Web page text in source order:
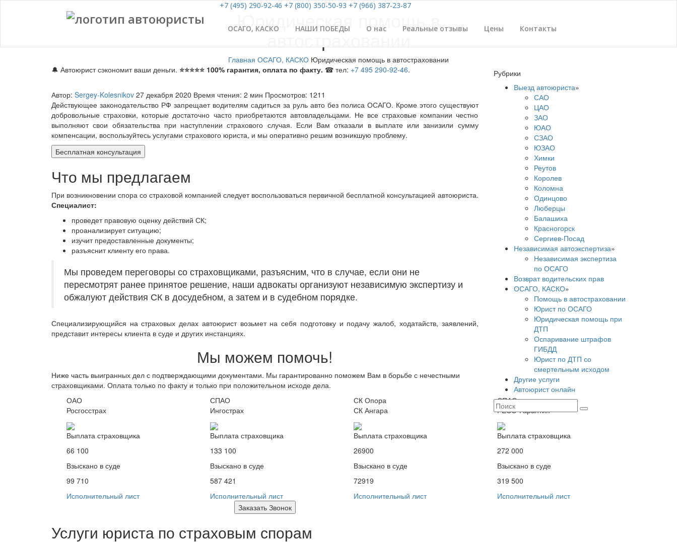
+7 (495) 290-92-46 +7 (800) 350-50-93 +7 (966) 387-23-87
ОСАГО, КАСКО НАШИ ПОБЕДЫ О нас Реальные отзывы Цены Контакты
Юридическая помощь в
автостраховании
Главная ОСАГО, КАСКО Юридическая помощь в автостраховании
🔔 Автоюрист сэкономит ваши деньги. ⭐⭐⭐⭐⭐ 100% гарантия, оплата по факту. ☎ тел: +7 495 290-92-46.
Автор: Sergey-Kolesnikov 27 декабря 2020 Время чтения: 2 мин Просмотров: 1211
Действующее законодательство РФ запрещает водителям садиться за руль авто без полиса ОСАГО. Кроме этого существуют
добровольные страховки, которые достаточно часто приобретаются автовладельцами. Не все страховые компании честно
выполняют свои обязательства при наступлении страхового случая. Если Вам отказали в выплате или занизили сумму
компенсации, воспользуйтесь услугами страхового юриста, и мы оперативно решим возникшую проблему.
Бесплатная консультация
Что мы предлагаем
При возникновении спора со страховой компанией следует воспользоваться первичной бесплатной консультацией автоюриста.
Специалист:
проведет правовую оценку действий СК;
проанализирует ситуацию;
изучит предоставленные документы;
разъяснит клиенту его права.
Мы проведем переговоры со страховщиками, разъясним, что в случае, если они не
пересмотрят ранее принятое решение, наши адвокаты организуют независимую экспертизу и
обжалуют действия СК в досудебном, а затем и в судебном порядке.
Специализирующийся на страховых делах автоюрист возьмет на себя подготовку и подачу жалоб, ходатайств, заявлений,
представит интересы клиента в суде и других инстанциях.
Мы можем помочь!
Ниже часть выигранных дел с подтверждающими документами. Мы гарантированно поможем Вам в борьбе с нечестными
страховщиками. Оплата только по факту и только при положительном исходе дела.
ОАО
Росгосстрах
Выплата страховщика
66 100
Взыскано в суде
99 710
Исполнительный лист
СПАО
Ингострах
Выплата страховщика
133 100
Взыскано в суде
587 421
Исполнительный лист
СК Опора
СК Ангара
Выплата страховщика
26900
Взыскано в суде
72919
Исполнительный лист
СПАО
РЕСО-Гарантия
Выплата страховщика
272 000
Взыскано в суде
319 500
Исполнительный лист
Заказать Звонок
Услуги юриста по страховым спорам
Рубрики
Выезд автоюриста»
САО
ЦАО
ЗАО
ЮАО
СЗАО
ЮЗАО
Химки
Реутов
Королев
Коломна
Одинцово
Люберцы
Балашиха
Красногорск
Сергиев-Посад
Независимая автоэкспертиза»
Независимая экспертиза
по ОСАГО
Возврат водительских прав
ОСАГО, КАСКО»
Помощь в автостраховании
Юрист по ОСАГО
Юридическая помощь при
ДТП
Оспаривание штрафов
ГИБДД
Юрист по ДТП со
смертельным исходом
Другие услуги
Автоюрист онлайн